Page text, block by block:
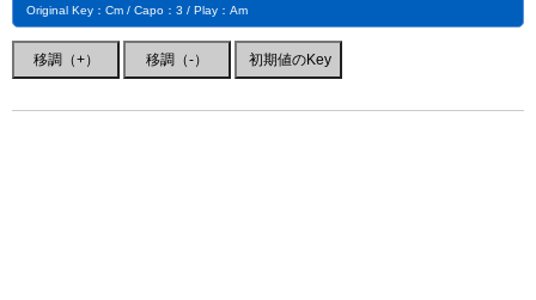
Original Key：Cm / Capo：3 / Play：Am